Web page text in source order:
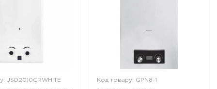
JSD2010CRWHITE Код товару: GPN8-1